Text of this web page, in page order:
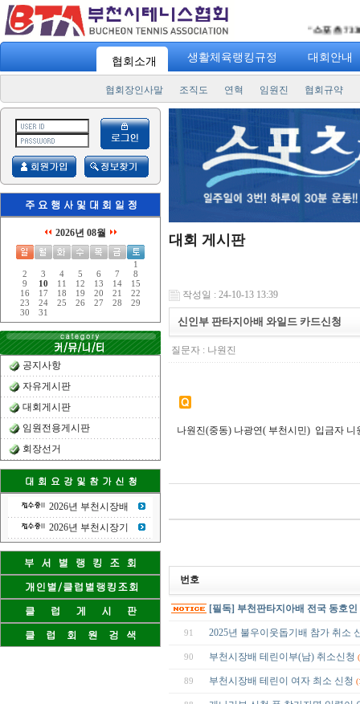
스포츠 7330" 일
협회소개 생활체육랭킹규정 대회안내
협회장인사말 조직도 연혁 임원진 협회규약
2026년 08월
1
2
3 4 5 6 7
8
9
10 11 12 13 14
15
16
17 18 19 20 21
22
23
24 25 26 27 28
29
30
31
공지사항
자유게시판
대회게시판
임원전용게시판
회장선거
2026년 부천시장배
2026년 부천시장기
대회 게시판
작성일 : 24-10-13 13:39
신인부 판타지아배 와일드 카드신청
질문자 : 나원진
나원진(중동) 나광연( 부천시민) 입금자 니
번호
[필독] 부천판타지아배 전국 동호
91 2025년 불우이웃돕기배 참가 취소
90 부천시장배 테린이부(남) 취소신청
89 부천시장배 테린이 여자 최소 신청